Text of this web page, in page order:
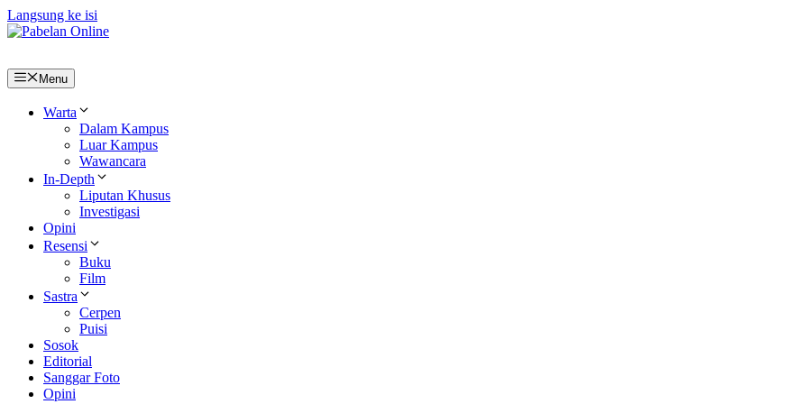
Langsung ke isi
Menu
Warta
Dalam Kampus
Luar Kampus
Wawancara
In-Depth
Liputan Khusus
Investigasi
Opini
Resensi
Buku
Film
Sastra
Cerpen
Puisi
Sosok
Editorial
Sanggar Foto
Opini